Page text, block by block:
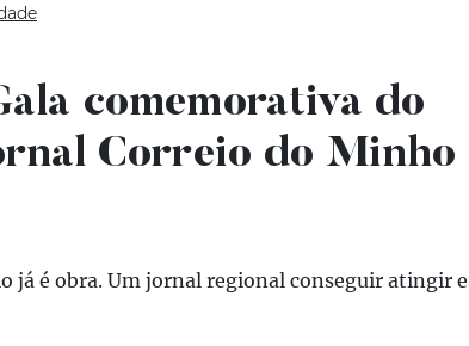
comemorativa do
Correio do Minho
já é obra. Um jornal regional conseguir atingir